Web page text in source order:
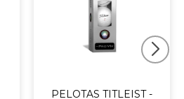
PELOTAS TITLEIST -